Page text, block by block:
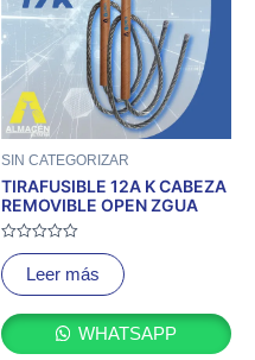
SIN CATEGORIZAR
TIRAFUSIBLE 12A K CABEZA
REMOVIBLE OPEN ZGUA
Valorado
con
0
de
Leer más
WHATSAPP